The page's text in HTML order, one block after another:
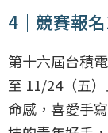
4｜競賽報
第十六屆台積
至 11/24（五
命感，喜愛手